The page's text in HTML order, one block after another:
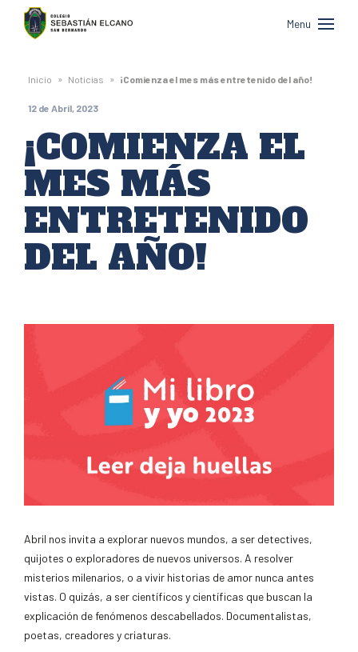
Colegio
Sebastián
Elcano
de
San
Bernardo
Menu
Inicio » Noticias » ¡Comienza el mes más entretenido del año!
12 de Abril, 2023
¡COMIENZA EL
MES MÁS
ENTRETENIDO
DEL AÑO!
Abril nos invita a explorar nuevos mundos, a ser detectives,
quijotes o exploradores de nuevos universos. A resolver
misterios milenarios, o a vivir historias de amor nunca antes
vistas. O quizás, a ser científicos y científicas que buscan la
explicación de fenómenos descabellados. Documentalistas,
poetas, creadores y criaturas.